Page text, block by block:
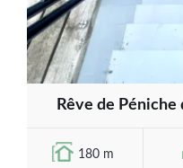
Rêve de Péniche
180 m